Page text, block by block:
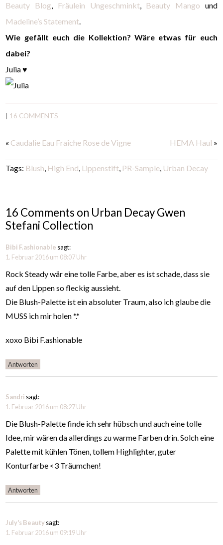
Beauty Blog, Fräulein Ungeschminkt, Beauty Mango und
Madeline’s Statement.
Wie gefällt euch die Kollektion? Wäre etwas für euch
dabei?
Julia ♥
16 COMMENTS
« Caudalie Eau Fraîche Rose de Vigne HEMA Haul »
Tags: Blush, High End, Lippenstift, PR-Sample, Urban Decay
16 Comments on Urban Decay Gwen
Stefani Collection
Bibi F.ashionable sagt:
1. Februar 2016 um 08:07 Uhr
Rock Steady wär eine tolle Farbe, aber es ist schade, dass sie
auf den Lippen so fleckig aussieht.
Die Blush-Palette ist ein absoluter Traum, also ich glaube die
MUSS ich mir holen *.*
xoxo Bibi F.ashionable
Antworten
Sandri sagt:
1. Februar 2016 um 08:27 Uhr
Die Blush-Palette finde ich sehr hübsch und auch eine tolle
Idee, mir wären da allerdings zu warme Farben drin. Solch eine
Palette mit kühlen Tönen, tollem Highlighter, guter
Konturfarbe <3 Träumchen!
Antworten
July's Beautysagt:
1. Februar 2016 um 09:19 Uhr